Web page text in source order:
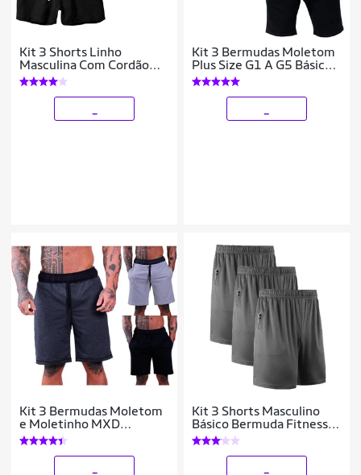
Kit 3 Shorts Linho
Masculina Com Cordão
Bermuda Casual Verão
Kit 3 Bermudas Moletom
Plus Size G1 A G5 Básica
Bolsos Academia
Kit 3 Bermudas Moletom
e Moletinho MXD
Conceito Cores Diversas
Opções Básica Para o Dia
Kit 3 Shorts Masculino
Básico Bermuda Fitness
Para Treino Academia
Corrida